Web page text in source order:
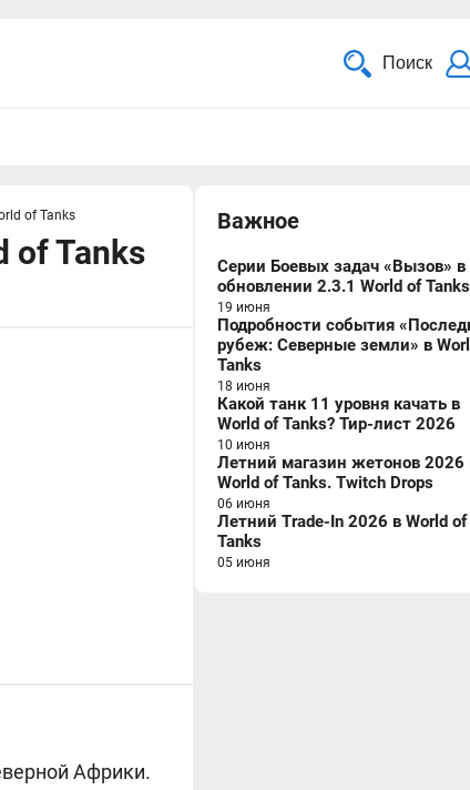
Поиск
of Tanks
of Tanks
Африки.
Важное
Серии Боевых задач «Вызов» в
обновлении 2.3.1 World of Tanks
19 июня
Подробности события
рубеж: Северные земли» в
Tanks
18 июня
Какой танк 11 уровня качать в
World of Tanks? Тир-лист 2026
10 июня
Летний магазин жетонов 2026
World of Tanks. Twitch Drops
06 июня
Летний Trade-In 2026 в World of
Tanks
05 июня